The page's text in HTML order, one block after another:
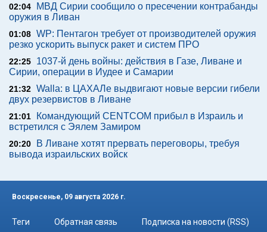
02:04
МВД Сирии сообщило о пресечении контрабанды
оружия в Ливан
01:08 WP: Пентагон требует от производителей оружия
резко ускорить выпуск ракет и систем ПРО
22:25
1037-й день войны: действия в Газе, Ливане и
Сирии, операции в Иудее и Самарии
21:32 Walla: в ЦАХАЛе выдвигают новые версии гибели
двух резервистов в Ливане
21:01
Командующий CENTCOM прибыл в Израиль и
встретился с Эялем Замиром
20:20
В Ливане хотят прервать переговоры, требуя
вывода израильских войск
Воскресенье, 09 августа 2026 г.
Теги Обратная связь
Подписка на новости (RSS)